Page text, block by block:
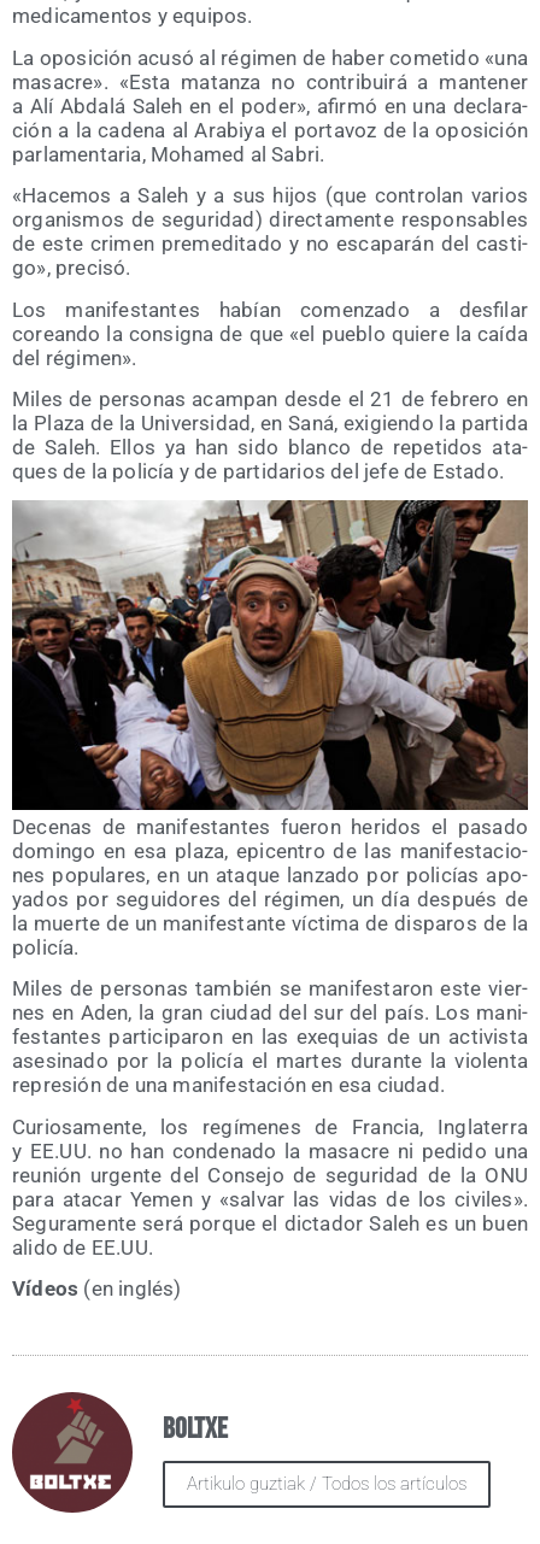
medi­ca­men­tos y equipos.
La opo­si­ción acu­só al régi­men de haber come­ti­do «una
masa­cre». «Esta matan­za no con­tri­bui­rá a man­te­ner
a Alí Abda­lá Saleh en el poder», afir­mó en una decla­ra­
ción a la cade­na al Ara­bi­ya el por­ta­voz de la opo­si­ción
par­la­men­ta­ria, Moha­med al Sabri.
«Hace­mos a Saleh y a sus hijos (que con­tro­lan varios
orga­nis­mos de segu­ri­dad) direc­ta­men­te res­pon­sa­bles
de este cri­men pre­me­di­ta­do y no esca­pa­rán del cas­ti­
go», precisó.
Los mani­fes­tan­tes habían comen­za­do a des­fi­lar
corean­do la con­sig­na de que «el pue­blo quie­re la caí­da
del régimen».
Miles de per­so­nas acam­pan des­de el 21 de febre­ro en
la Pla­za de la Uni­ver­si­dad, en Saná, exi­gien­do la par­ti­da
de Saleh. Ellos ya han sido blan­co de repe­ti­dos ata­
ques de la poli­cía y de par­ti­da­rios del jefe de Estado.
Dece­nas de mani­fes­tan­tes fue­ron heri­dos el pasa­do
domin­go en esa pla­za, epi­cen­tro de las mani­fes­ta­cio­
nes popu­la­res, en un ata­que lan­za­do por poli­cías apo­
ya­dos por segui­do­res del régi­men, un día des­pués de
la muer­te de un mani­fes­tan­te víc­ti­ma de dis­pa­ros de la
policía.
Miles de per­so­nas tam­bién se mani­fes­ta­ron este vier­
nes en Aden, la gran ciu­dad del sur del país. Los mani­
fes­tan­tes par­ti­ci­pa­ron en las exe­quias de un acti­vis­ta
ase­si­na­do por la poli­cía el mar­tes duran­te la vio­len­ta
repre­sión de una mani­fes­ta­ción en esa ciudad.
Curio­sa­men­te, los regí­me­nes de Fran­cia, Ingla­te­rra
y EE.UU. no han con­de­na­do la masa­cre ni pedi­do una
reu­nión urgen­te del Con­se­jo de segu­ri­dad de la ONU
para ata­car Yemen y «sal­var las vidas de los civi­les».
Segu­ra­men­te será por­que el dic­ta­dor Saleh es un buen
ali­do de EE.UU.
Vídeos (en inglés)
Boltxe
Artikulo guztiak / Todos los artículos